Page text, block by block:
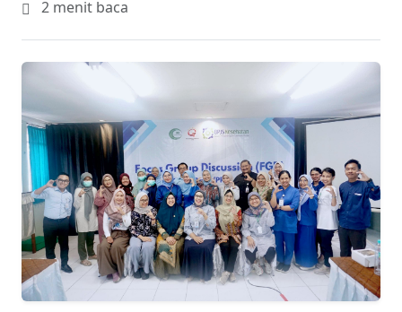
2 menit baca